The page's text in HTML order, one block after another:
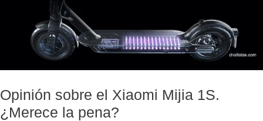
Opinión sobre el Xiaomi Mijia 1S.
¿Merece la pena?